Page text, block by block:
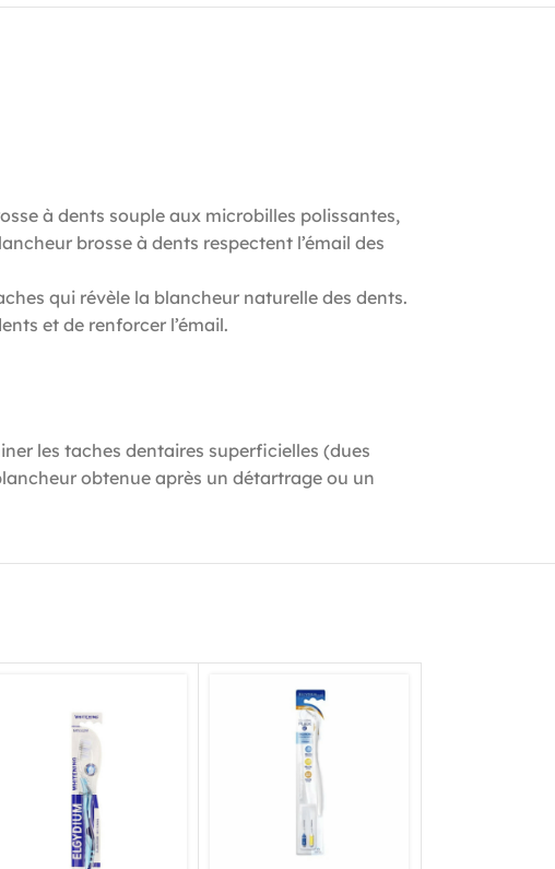
à dents souple aux microbilles polissantes,
brosse à dents respectent l’émail des
qui révèle la blancheur naturelle des dents.
et de renforcer l’émail.
les taches dentaires superficielles (dues
obtenue après un détartrage ou un